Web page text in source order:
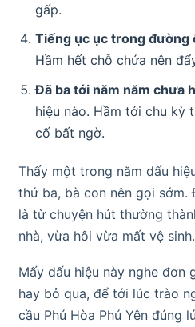
gấp.
Tiếng ục ục trong đường
Hầm hết chỗ chứa nên
Đã ba tới năm năm chưa
hiệu nào. Hầm tới chu kỳ
cố bất ngờ.
Thấy một trong năm dấu
thứ ba, bà con nên gọi
là từ chuyện hút thường
nhà, vừa hôi vừa mất vệ sinh.
Mấy dấu hiệu này nghe đơn
hay bỏ qua, để tới lúc trào
cầu Phú Hòa Phú Yên đúng